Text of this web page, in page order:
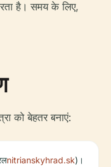
है। समय के लिए,
को बेहतर बनाएं:
nitrianskyhrad.sk)।